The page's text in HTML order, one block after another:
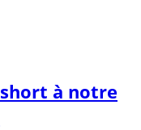
à notre